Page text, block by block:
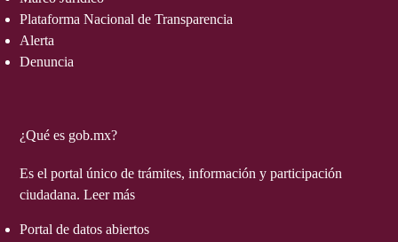
Plataforma Nacional de Transparencia
Alerta
Denuncia
¿Qué es gob.mx?
Es el portal único de trámites, información y participación
ciudadana. Leer más
Portal de datos abiertos